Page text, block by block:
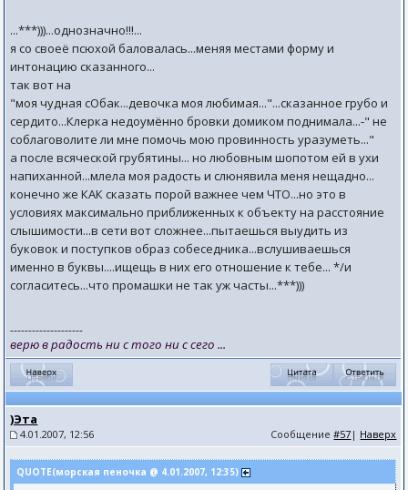
...***)))...однозначно!!!...
я со своеё псюхой баловалась...меняя местами форму и
интонацию сказанного...
так вот на
"моя чудная сОбак...девочка моя любимая..."...сказанное грубо и
сердито...Клерка недоумённо бровки домиком поднимала...-" не
соблаговолите ли мне помочь мою провинность уразуметь..."
а после всяческой грубятины... но любовным шопотом ей в ухи
напиханной...млела моя радость и слюнявила меня нещадно...
конечно же КАК сказать порой важнее чем ЧТО...но это в
условиях максимально приближенных к объекту на расстояние
слышимости...в сети вот сложнее...пытаешься выудить из
буковок и поступков образ собеседника...вслушиваешься
именно в буквы....ищещь в них его отношение к тебе... */и
согласитесь...что промашки не так уж часты...***)))
--------------------
верю в радость ни с того ни с сего ...
)Эта
4.01.2007, 12:56 Сообщение#57 | Наверх
QUOTE(морская пеночка @ 4.01.2007, 12:35)